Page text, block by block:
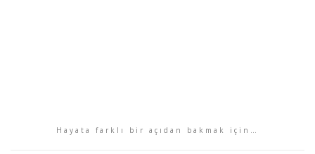
Hayata farklı bir açıdan bakmak için…